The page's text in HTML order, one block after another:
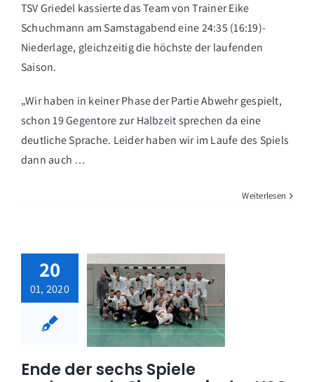
TSV Griedel kassierte das Team von Trainer Eike
Schuchmann am Samstagabend eine 24:35 (16:19)-
Niederlage, gleichzeitig die höchste der laufenden
Saison.
„Wir haben in keiner Phase der Partie Abwehr gespielt,
schon 19 Gegentore zur Halbzeit sprechen da eine
deutliche Sprache. Leider haben wir im Laufe des Spiels
dann auch …
Weiterlesen
20
01, 2020
Ende der sechs Spiele